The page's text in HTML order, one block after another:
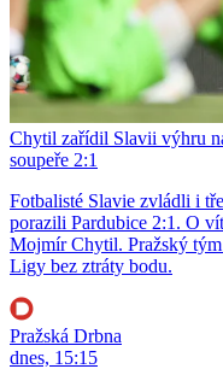
Chytil zařídil Slavii výhru
soupeře 2:1
Fotbalisté Slavie zvládli i
porazili Pardubice 2:1. O
Mojmír Chytil. Pražský
Ligy bez ztráty bodu.
Pražská Drbna
dnes, 15:15